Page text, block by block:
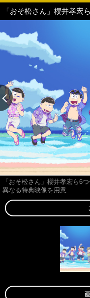
「おそ松さん」櫻井孝宏ら6
異なる特典映像を用意